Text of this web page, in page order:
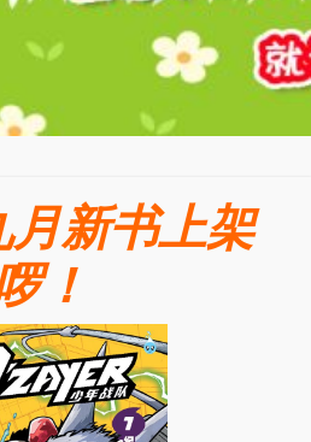
新书上架
！